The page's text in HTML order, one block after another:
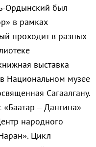
Ордынский был
в рамках
проходит в разных
выставка
Национальном музее
Сагаалгану.
– Дангина»
народного
Цикл